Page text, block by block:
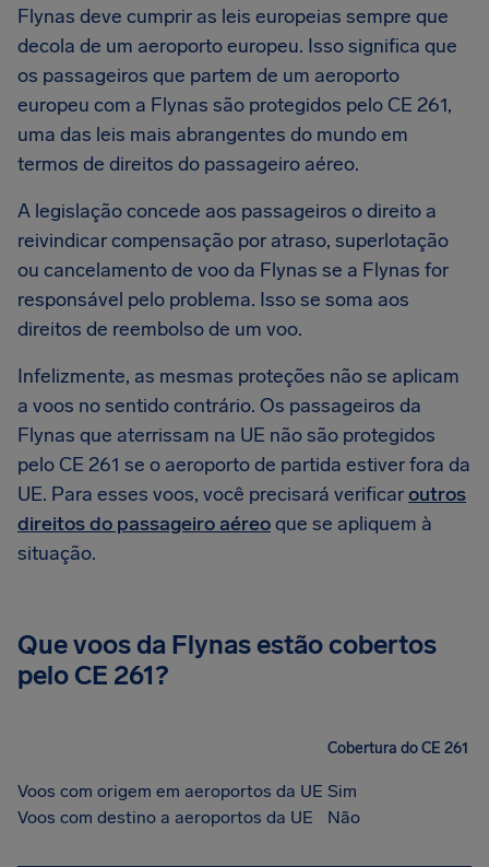
Flynas deve cumprir as leis europeias sempre que
decola de um aeroporto europeu. Isso significa que
os passageiros que partem de um aeroporto
europeu com a Flynas são protegidos pelo CE 261,
uma das leis mais abrangentes do mundo em
termos de direitos do passageiro aéreo.
A legislação concede aos passageiros o direito a
reivindicar compensação por atraso, superlotação
ou cancelamento de voo da Flynas se a Flynas for
responsável pelo problema. Isso se soma aos
direitos de reembolso de um voo.
Infelizmente, as mesmas proteções não se aplicam
a voos no sentido contrário. Os passageiros da
Flynas que aterrissam na UE não são protegidos
pelo CE 261 se o aeroporto de partida estiver fora da
UE. Para esses voos, você precisará verificaroutros
direitos do passageiro aéreoque se apliquem à
situação.
Que voos da Flynas estão cobertos
pelo CE 261?
Cobertura do CE 261
Voos com origem em aeroportos da UE Sim
Voos com destino a aeroportos da UE
Não